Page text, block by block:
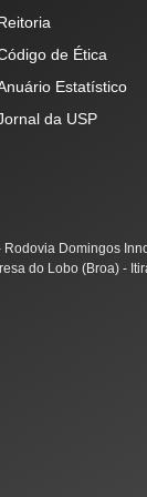
de Ética
Estatístico
da USP
Rodovia Domingos
do Lobo (Broa) -